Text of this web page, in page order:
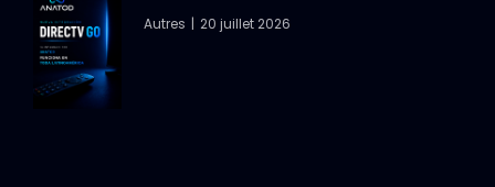
Autres 20 juillet 2026